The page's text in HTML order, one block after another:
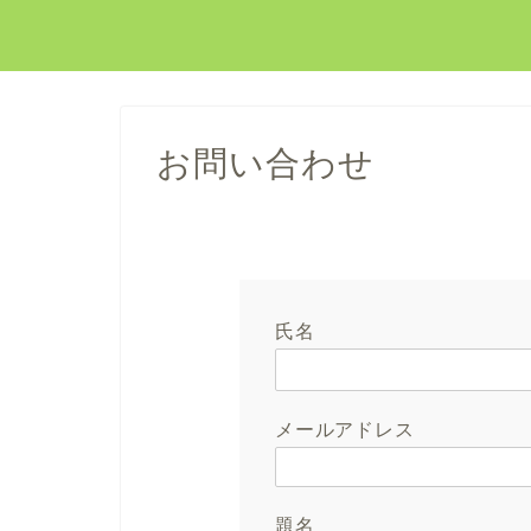
お問い合わせ
氏名
メールアドレス
題名